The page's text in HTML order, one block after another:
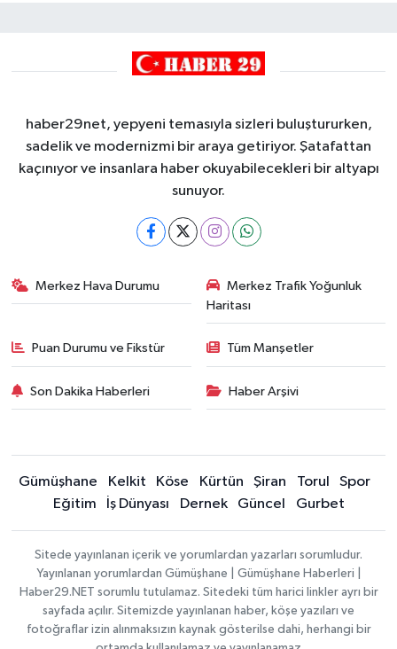
haber29net, yepyeni temasıyla sizleri buluştururken,
sadelik ve modernizmi bir araya getiriyor. Şatafattan
kaçınıyor ve insanlara haber okuyabilecekleri bir altyapı
sunuyor.
Merkez Hava Durumu
Merkez Trafik Yoğunluk
Haritası
Puan Durumu ve Fikstür Tüm Manşetler
Son Dakika Haberleri Haber Arşivi
Gümüşhane Kelkit Köse Kürtün Şiran Torul
Spor
Eğitim
İş Dünyası Dernek Güncel Gurbet
Sitede yayınlanan içerik ve yorumlardan yazarları sorumludur.
Yayınlanan yorumlardan Gümüşhane | Gümüşhane Haberleri |
Haber29.NET sorumlu tutulamaz. Sitedeki tüm harici linkler ayrı bir
sayfada açılır. Sitemizde yayınlanan haber, köşe yazıları ve
fotoğraflar izin alınmaksızın kaynak gösterilse dahi, herhangi bir